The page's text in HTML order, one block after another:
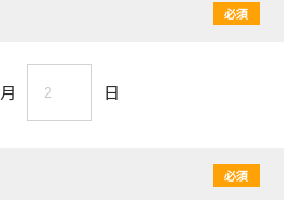
必須
月 日
必須